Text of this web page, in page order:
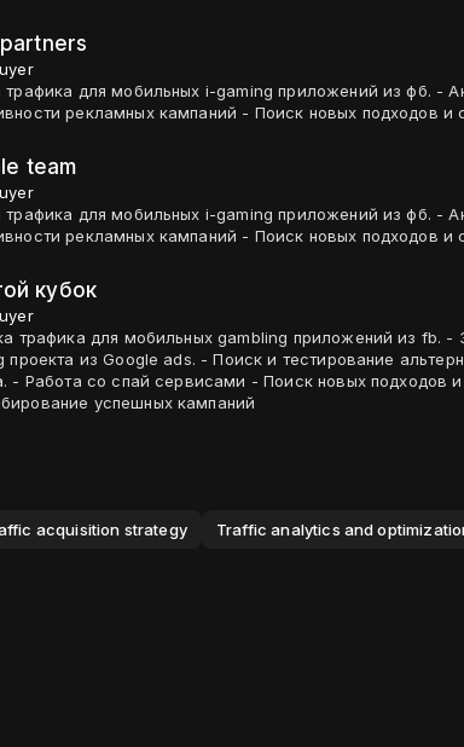
трафика для мобильных i-gaming приложений из фб. -
рекламных кампаний - Поиск новых подходов и
team
трафика для мобильных i-gaming приложений из фб. -
рекламных кампаний - Поиск новых подходов и
кубок
трафика для мобильных gambling приложений из fb. -
проекта из Google ads. - Поиск и тестирование
- Работа со спай сервисами - Поиск новых подходов
успешных кампаний
acquisition strategy Traffic analytics and